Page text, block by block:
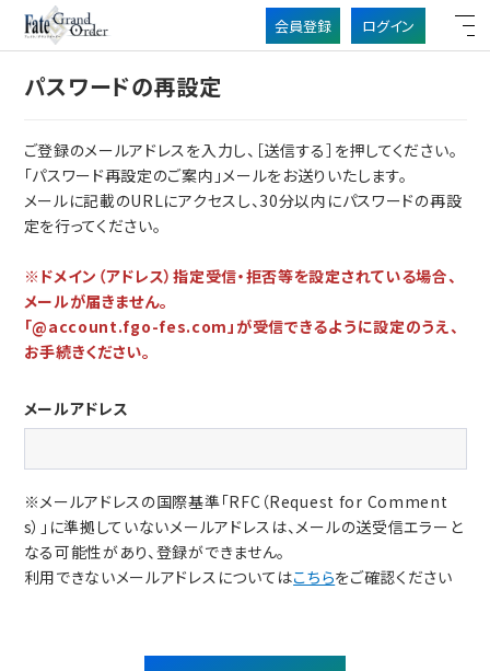
会員登録 ログイン
パスワードの再設定
ご登録のメールアドレスを入力し、［送信する］を押してください。
「パスワード再設定のご案内」メールをお送りいたします。
メールに記載のURLにアクセスし、30分以内にパスワードの再設
定を行ってください。
※ドメイン（アドレス）指定受信・拒否等を設定されている場合、
メールが届きません。
「@account.fgo-fes.com」が受信できるように設定のうえ、
お手続きください。
メールアドレス
※メールアドレスの国際基準「RFC（Request for Comment
s）」に準拠していないメールアドレスは、メールの送受信エラーと
なる可能性があり、登録ができません。
利用できないメールアドレスについてはこちらをご確認ください